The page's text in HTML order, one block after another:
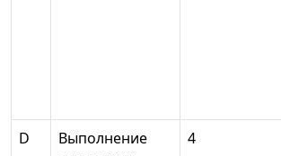
D
Выполнение
4